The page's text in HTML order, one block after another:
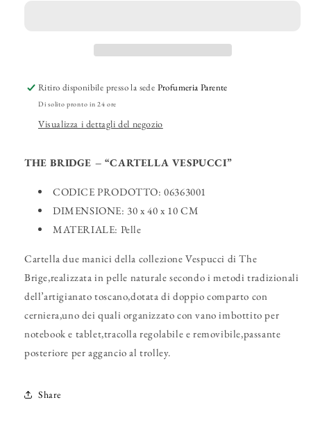
Ritiro disponibile presso la sede Profumeria Parente
Di solito pronto in 24 ore
Visualizza i dettagli del negozio
THE BRIDGE – “CARTELLA VESPUCCI”
CODICE PRODOTTO: 06363001
DIMENSIONE: 30 x 40 x 10 CM
MATERIALE: Pelle
Cartella due manici della collezione Vespucci di The
Brige,realizzata in pelle naturale secondo i metodi tradizionali
dell’artigianato toscano,dotata di doppio comparto con
cerniera,uno dei quali organizzato con vano imbottito per
notebook e tablet,tracolla regolabile e removibile,passante
posteriore per aggancio al trolley.
Share